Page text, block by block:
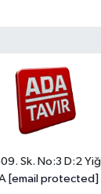
Sk. No:3 D:2
[email protected]